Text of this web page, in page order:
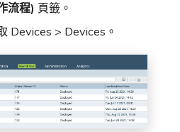
流程) 頁籤。
Devices > Devices。